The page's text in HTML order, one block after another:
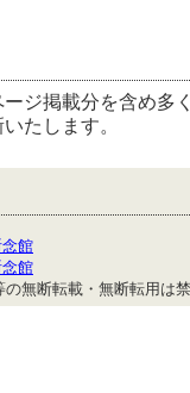
ジ掲載分を含め多
たします。
館
館
無断転載・無断転用は